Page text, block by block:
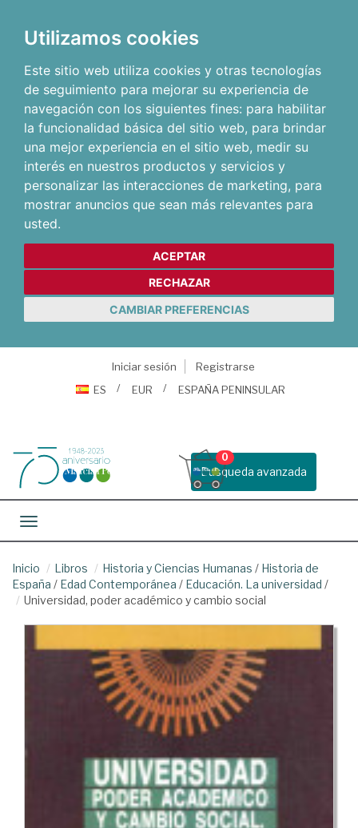
Utilizamos cookies
Este sitio web utiliza cookies y otras tecnologías
de seguimiento para mejorar su experiencia de
navegación con los siguientes fines: para habilitar
la funcionalidad básica del sitio web, para brindar
una mejor experiencia en el sitio web, medir su
interés en nuestros productos y servicios y
personalizar las interacciones de marketing, para
mostrar anuncios que sean más relevantes para
usted.
ACEPTAR
RECHAZAR
CAMBIAR PREFERENCIAS
Iniciar sesión
Registrarse
ES
EUR ESPAÑA PENINSULAR
Busqueda avanzada
0
Toggle navigation
Inicio Libros Historia y Ciencias Humanas / Historia de
España / Edad Contemporánea / Educación. La universidad /
Universidad, poder académico y cambio social